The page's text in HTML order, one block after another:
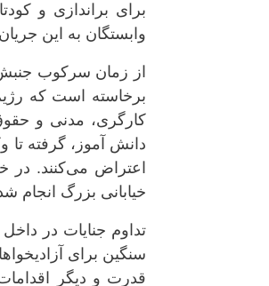
برای براندازی و
وابستگان بە این
از زمان سرکوب
برخاستە است کە
کارگری، مدنی و
دانش آموز، گرفته تا
اعتراض می‌کنند. در
خیابانی بزرگ انجام
تداوم جنایات در
سنگین برای
قدرت و دیگر